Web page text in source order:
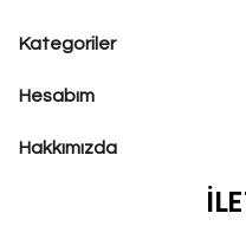
Kategoriler
Hesabım
Hakkımızda